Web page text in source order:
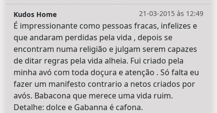
21-03-2015 às 12:49
Kudos Home
É impressionante como pessoas fracas, infelizes e
que andaram perdidas pela vida , depois se
encontram numa religião e julgam serem capazes
de ditar regras pela vida alheia. Fui criado pela
minha avó com toda doçura e atenção . Só falta eu
fazer um manifesto contrario a netos criados por
avós. Babacona que merece uma vida ruim.
Detalhe: dolce e Gabanna é cafona.